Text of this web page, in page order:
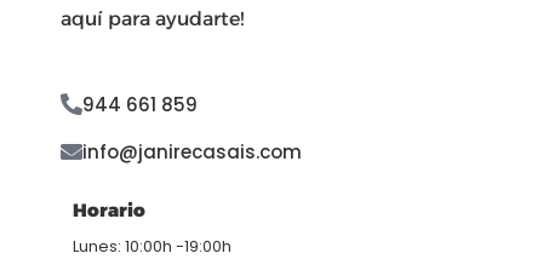
aquí para ayudarte!
944 661 859
info@janirecasais.com
Horario
Lunes: 10:00h -19:00h